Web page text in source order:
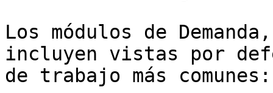
Los módulos de
incluyen vistas por
de trabajo más comunes: